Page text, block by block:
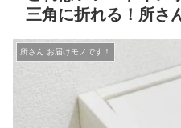
三角に折れる！所さ
所さん お届けモノです！